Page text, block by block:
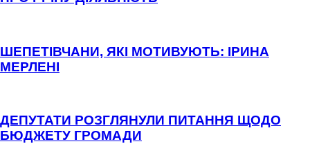
ШЕПЕТІВЧАНИ, ЯКІ МОТИВУЮТЬ: ІРИНА
МЕРЛЕНІ
ДЕПУТАТИ РОЗГЛЯНУЛИ ПИТАННЯ ЩОДО
БЮДЖЕТУ ГРОМАДИ